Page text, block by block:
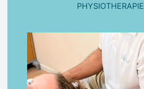
PHYSIOTHERAPIE